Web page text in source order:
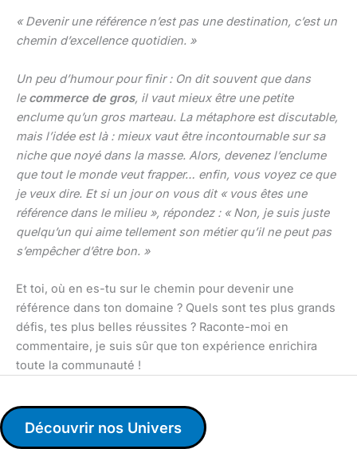
« Devenir une référence n’est pas une destination, c’est un
chemin d’excellence quotidien. »
Un peu d’humour pour finir : On dit souvent que dans
le commerce de gros, il vaut mieux être une petite
enclume qu’un gros marteau. La métaphore est discutable,
mais l’idée est là : mieux vaut être incontournable sur sa
niche que noyé dans la masse. Alors, devenez l’enclume
que tout le monde veut frapper… enfin, vous voyez ce que
je veux dire. Et si un jour on vous dit « vous êtes une
référence dans le milieu », répondez : « Non, je suis juste
quelqu’un qui aime tellement son métier qu’il ne peut pas
s’empêcher d’être bon. »
Et toi, où en es-tu sur le chemin pour devenir une
référence dans ton domaine ? Quels sont tes plus grands
défis, tes plus belles réussites ? Raconte-moi en
commentaire, je suis sûr que ton expérience enrichira
toute la communauté !
Découvrir nos Univers